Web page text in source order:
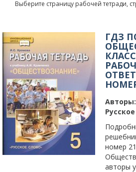
Выберите страницу рабочей тетради,
ГДЗ
Авторы:
номер
авторы